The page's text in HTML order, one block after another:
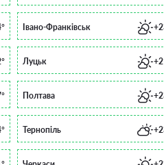
Івано-Франківськ
Луцьк
Полтава
Тернопіль